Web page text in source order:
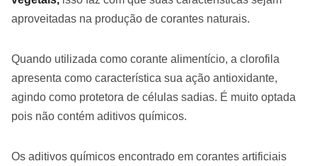
aproveitadas na produção de corantes naturais.
Quando utilizada como corante alimentício, a clorofila
apresenta como característica sua ação antioxidante,
agindo como protetora de células sadias. É muito optada
pois não contém aditivos químicos.
Os aditivos químicos encontrado em corantes artificiais